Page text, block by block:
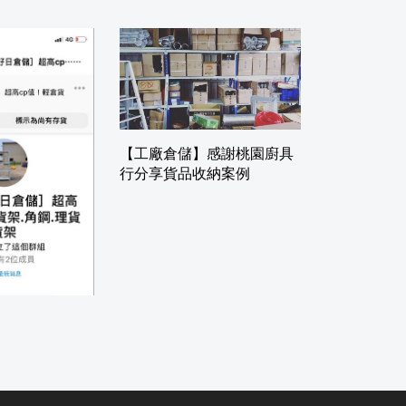
還有認真的
【工廠倉儲】感謝桃園廚具
行分享貨品收納案例